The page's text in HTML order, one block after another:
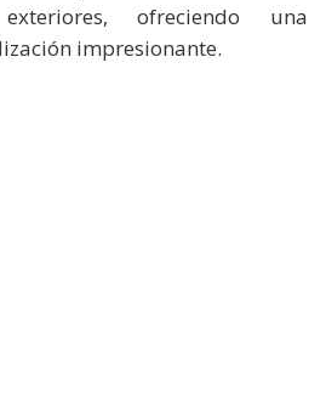
ofreciendo una
impresionante.